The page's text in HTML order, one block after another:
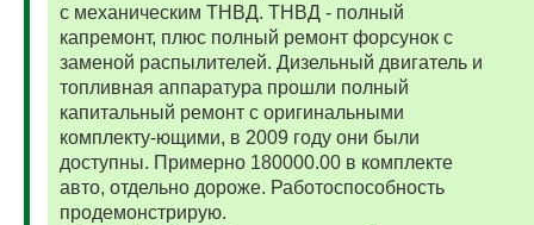
с механическим ТНВД. ТНВД - полный
капремонт, плюс полный ремонт форсунок с
заменой распылителей. Дизельный двигатель и
топливная аппаратура прошли полный
капитальный ремонт с оригинальными
комплекту-ющими, в 2009 году они были
доступны. Примерно 180000.00 в комплекте
авто, отдельно дороже. Работоспособность
продемонстрирую.